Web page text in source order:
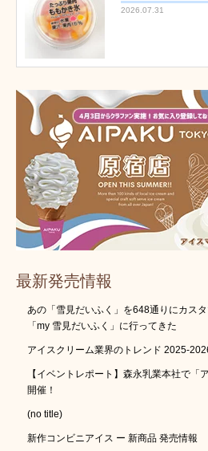
2026.07.31
最新発売情報
あの「雪見だいふく」を648通りにカス
「my 雪見だいふく」に行ってきた
アイスクリーム業界のトレンド 2025-
【イベントレポート】森永乳業本社で「
開催！
(no title)
新作コンビニアイス ー 新商品 発売情報